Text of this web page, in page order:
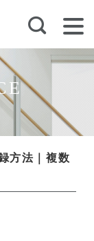
方法｜複数